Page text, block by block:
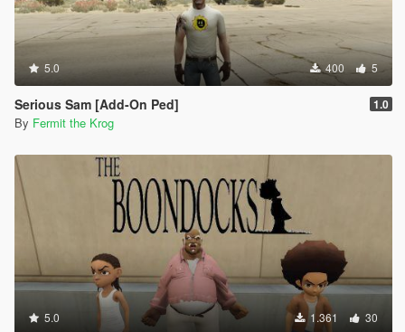
5.0 400 5
Serious Sam [Add-On Ped] 1.0
By Fermit the Krog
5.0 1.361 30